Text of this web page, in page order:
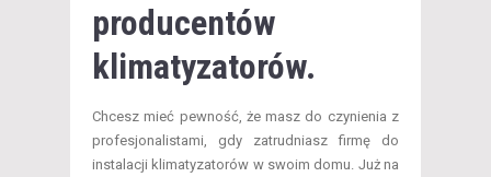
producentów
klimatyzatorów.
Chcesz mieć pewność, że masz do czynienia z
profesjonalistami, gdy zatrudniasz firmę do
instalacji klimatyzatorów w swoim domu. Już na